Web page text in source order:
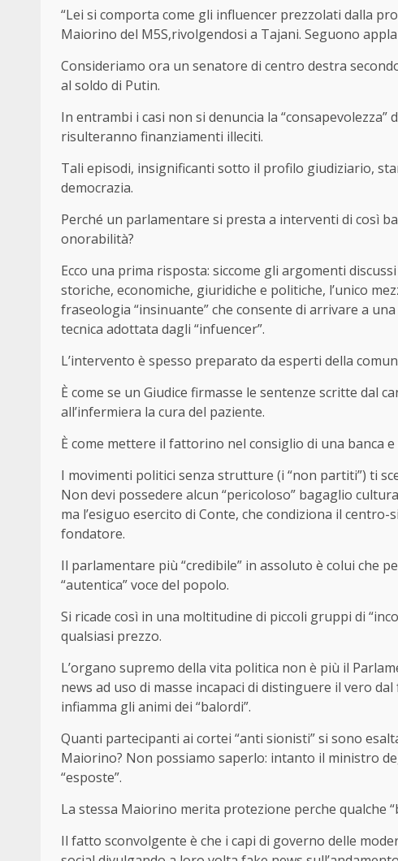
“Lei si comporta come gli influencer prezzolati dalla
Maiorino del M5S,rivolgendosi a Tajani. Seguono
Consideriamo ora un senatore di centro destra
al soldo di Putin.
In entrambi i casi non si denuncia la
risulteranno finanziamenti illeciti.
Tali episodi, insignificanti sotto il profilo giudiziario,
democrazia.
Perché un parlamentare si presta a interventi di così
onorabilità?
Ecco una prima risposta: siccome gli argomenti
storiche, economiche, giuridiche e politiche, l’unico
fraseologia “insinuante” che consente di arrivare a
tecnica adottata dagli “infuencer”.
L’intervento è spesso preparato da esperti della
È come se un Giudice firmasse le sentenze scritte dal
all’infermiera la cura del paziente.
È come mettere il fattorino nel consiglio di una banca
I movimenti politici senza strutture (i “non partiti”) ti
Non devi possedere alcun “pericoloso” bagaglio
ma l’esiguo esercito di Conte, che condiziona il
fondatore.
Il parlamentare più “credibile” in assoluto è colui che
“autentica” voce del popolo.
Si ricade così in una moltitudine di piccoli gruppi di
qualsiasi prezzo.
L’organo supremo della vita politica non è più il
news ad uso di masse incapaci di distinguere il vero
infiamma gli animi dei “balordi”.
Quanti partecipanti ai cortei “anti sionisti” si sono
Maiorino? Non possiamo saperlo: intanto il ministro
“esposte”.
La stessa Maiorino merita protezione perche qualche
Il fatto sconvolgente è che i capi di governo delle